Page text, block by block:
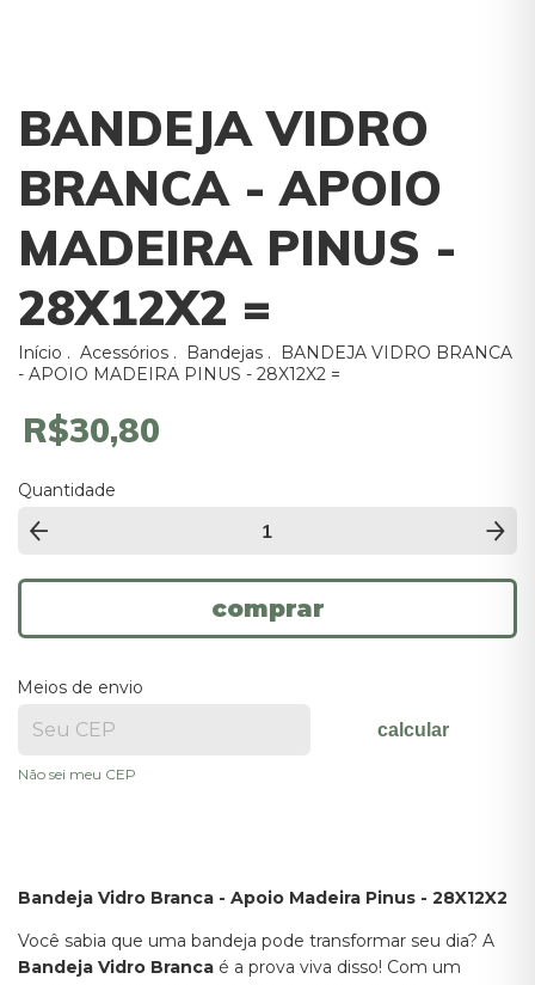
BANDEJA VIDRO
BRANCA - APOIO
MADEIRA PINUS -
28X12X2 =
Início . Acessórios . Bandejas .
BANDEJA VIDRO BRANCA
- APOIO MADEIRA PINUS - 28X12X2 =
R$30,80
Quantidade
Meios de envio
calcular
Não sei meu CEP
Bandeja Vidro Branca - Apoio Madeira Pinus - 28X12X2
Você sabia que uma bandeja pode transformar seu dia? A
Bandeja Vidro Branca é a prova viva disso! Com um